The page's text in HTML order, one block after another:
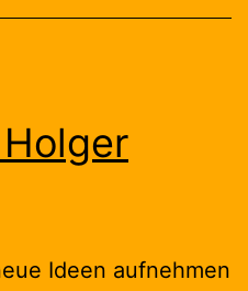
Ideen aufnehmen